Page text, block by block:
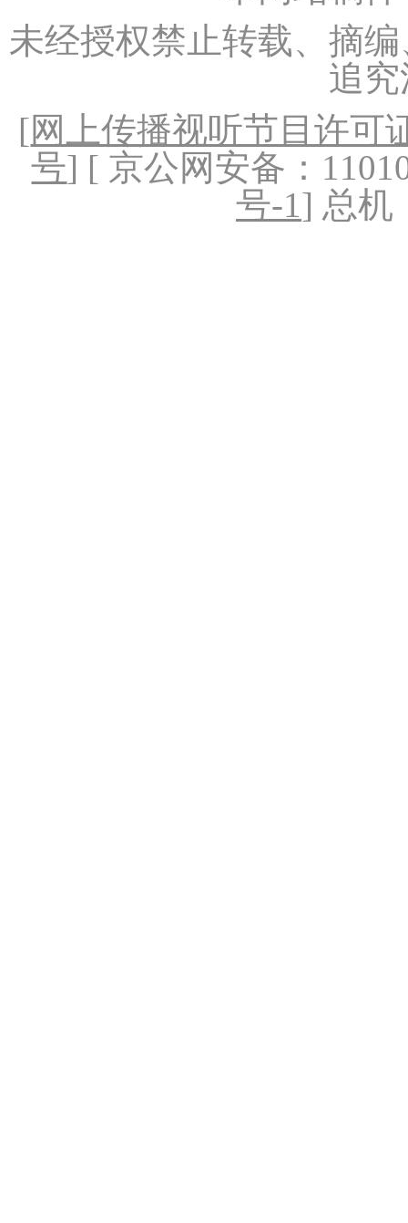
未经授权禁止转载、摘
追
[网上传播视听节目许可
号] [ 京公网安备：
号-1] 总机